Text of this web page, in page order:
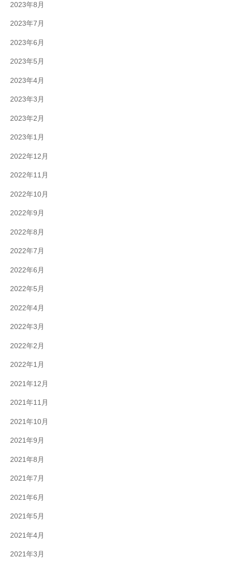
2023年8月
2023年7月
2023年6月
2023年5月
2023年4月
2023年3月
2023年2月
2023年1月
2022年12月
2022年11月
2022年10月
2022年9月
2022年8月
2022年7月
2022年6月
2022年5月
2022年4月
2022年3月
2022年2月
2022年1月
2021年12月
2021年11月
2021年10月
2021年9月
2021年8月
2021年7月
2021年6月
2021年5月
2021年4月
2021年3月